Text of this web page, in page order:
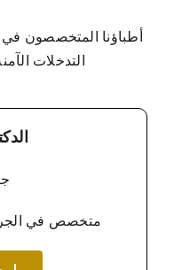
أطباؤنا المتخصصون
التدخلات
متخصص في